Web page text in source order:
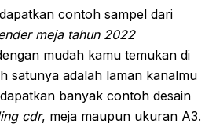
contoh sampel dari
meja tahun 2022
mudah kamu temukan di
satunya adalah laman kanalmu
banyak contoh desain
cdr, meja maupun ukuran A3.